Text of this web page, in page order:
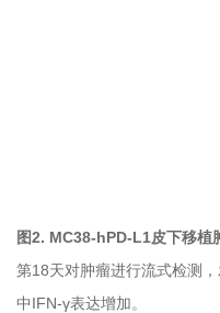
图2. MC38-hPD-L1皮下移植
第18天对肿瘤进行流式检测
中IFN-γ表达增加。